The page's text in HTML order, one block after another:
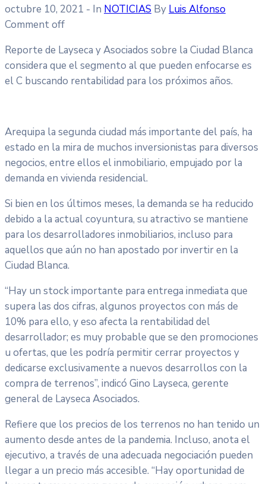
octubre 10, 2021 - In NOTICIAS By Luis Alfonso
Comment off
Reporte de Layseca y Asociados sobre la Ciudad Blanca
considera que el segmento al que pueden enfocarse es
el C buscando rentabilidad para los próximos años.
Arequipa la segunda ciudad más importante del país, ha
estado en la mira de muchos inversionistas para diversos
negocios, entre ellos el inmobiliario, empujado por la
demanda en vivienda residencial.
Si bien en los últimos meses, la demanda se ha reducido
debido a la actual coyuntura, su atractivo se mantiene
para los desarrolladores inmobiliarios, incluso para
aquellos que aún no han apostado por invertir en la
Ciudad Blanca.
“Hay un stock importante para entrega inmediata que
supera las dos cifras, algunos proyectos con más de
10% para ello, y eso afecta la rentabilidad del
desarrollador; es muy probable que se den promociones
u ofertas, que les podría permitir cerrar proyectos y
dedicarse exclusivamente a nuevos desarrollos con la
compra de terrenos”, indicó Gino Layseca, gerente
general de Layseca Asociados.
Refiere que los precios de los terrenos no han tenido un
aumento desde antes de la pandemia. Incluso, anota el
ejecutivo, a través de una adecuada negociación pueden
llegar a un precio más accesible. “Hay oportunidad de